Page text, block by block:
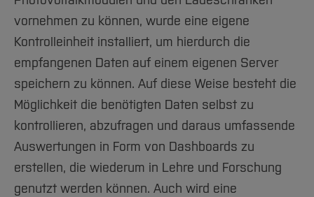
vornehmen zu können, wurde eine eigene
Kontrolleinheit installiert, um hierdurch die
empfangenen Daten auf einem eigenen Server
speichern zu können. Auf diese Weise besteht die
Möglichkeit die benötigten Daten selbst zu
kontrollieren, abzufragen und daraus umfassende
Auswertungen in Form von Dashboards zu
erstellen, die wiederum in Lehre und Forschung
genutzt werden können. Auch wird eine